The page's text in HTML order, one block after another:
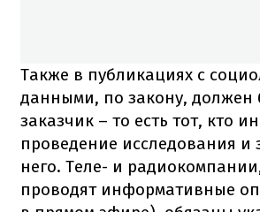
Также в публикациях с
данными, по закону, должен
заказчик – то есть тот, кто
проведение исследования и
него. Теле- и
проводят информативные